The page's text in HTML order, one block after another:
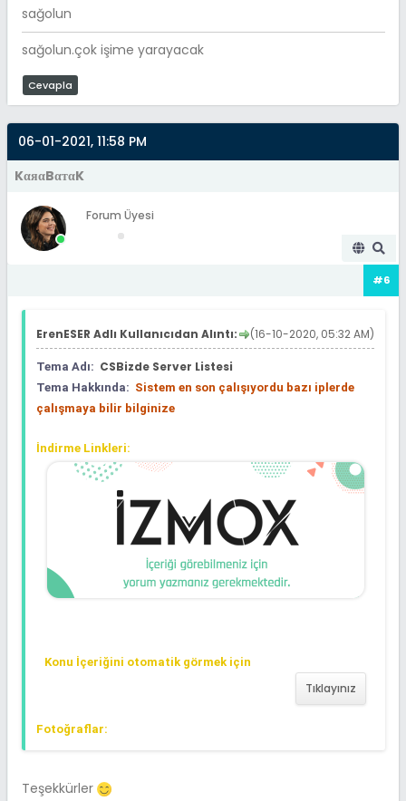
sağolun
sağolun.çok işime yarayacak
Cevapla
06-01-2021, 11:58 PM
KαяαBαтαK
Forum Üyesi
#6
(16-10-2020, 05:32 AM)
ErenESER Adlı Kullanıcıdan Alıntı:
Tema Adı: CSBizde Server Listesi
Tema Hakkında: Sistem en son çalışıyordu bazı iplerde
çalışmaya bilir bilginize
İndirme Linkleri:
Konu İçeriğini otomatik görmek için
Tıklayınız
Fotoğraflar:
Teşekkürler